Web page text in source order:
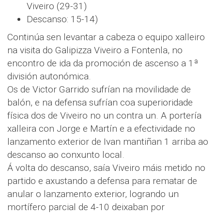
Viveiro (29-31)
Descanso: 15-14)
Continúa sen levantar a cabeza o equipo xalleiro
na visita do Galipizza Viveiro a Fontenla, no
encontro de ida da promoción de ascenso a 1ª
división autonómica.
Os de Victor Garrido sufrían na movilidade de
balón, e na defensa sufrían coa superioridade
física dos de Viveiro no un contra un. A portería
xalleira con Jorge e Martín e a efectividade no
lanzamento exterior de Ivan mantiñan 1 arriba ao
descanso ao conxunto local.
Á volta do descanso, saía Viveiro máis metido no
partido e axustando a defensa para rematar de
anular o lanzamento exterior, logrando un
mortífero parcial de 4-10 deixaban por